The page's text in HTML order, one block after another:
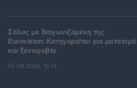
Σάλος με διαγωνιζόμενη της
Eurovision: Κατηγορείται για ρατσισμό
και ξενοφοβία
05.08.2026, 15:14